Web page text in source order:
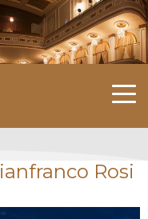
Rosi